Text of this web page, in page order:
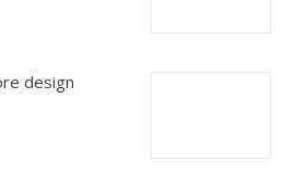
design